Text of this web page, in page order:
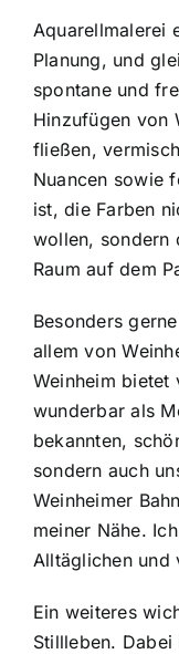
Aquarellmalerei
Planung, und
spontane und
Hinzufügen von
fließen,
Nuancen sowie
ist, die Farben
wollen, sondern
Raum auf dem
Besonders
allem von
Weinheim bietet
wunderbar als
bekannten,
sondern auch
Weinheimer
meiner Nähe.
Alltäglichen und
Ein weiteres
Stillleben.